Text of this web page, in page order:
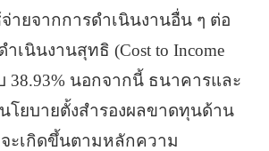
ายจากการดำเนินงานอื่น ๆ ต่อ
เนินงานสุทธิ (Cost to Income
38.93% นอกจากนี้ ธนาคารและ
โยบายตั้งสำรองผลขาดทุนด้าน
ะเกิดขึ้นตามหลักความ